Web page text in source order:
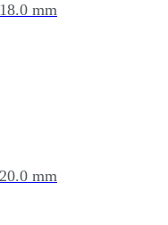
mm
mm